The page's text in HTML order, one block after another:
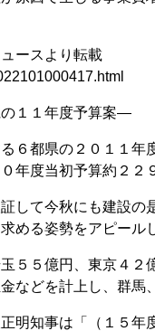
ースより転載
１１年度予算案―
６都県の２０１１年
年度当初予算約２２
して今秋にも建設の
める姿勢をアピール
５５億円、東京４２
などを計上し、群馬
明知事は「（１５年